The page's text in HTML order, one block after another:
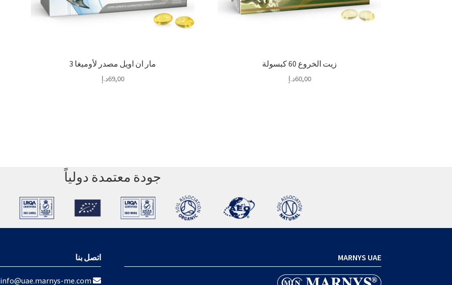
زيت الخروع 60 كبسولة
60,00د.إ
مار ان اويل مصدر لأوميغا 3
69,00د.إ
جودة معتمدة دولياً
MARNYS UAE اتصل بنا
info@uae.marnys-me.com